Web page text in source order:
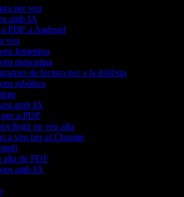
per veu
amb IA
PDF a Android
veu
femenina
masculina
de lectura per a la dislèxia
robòtica
amb IA
a PDF
llegir en veu alta
a veu per al Chrome
alta de PDF
amb IA